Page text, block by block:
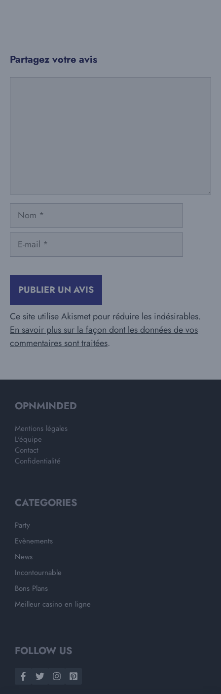
Partagez votre avis
Nom
mail
Ce site utilise Akismet pour réduire les indésirables.
En savoir plus sur la façon dont les données de vos
commentaires sont traitées.
OPNMINDED
Mentions légales
L'équipe
Contact
Confidentialité
CATEGORIES
Party
Evènements
News
Incontournable
Bons Plans
Meilleur casino en ligne
FOLLOW US